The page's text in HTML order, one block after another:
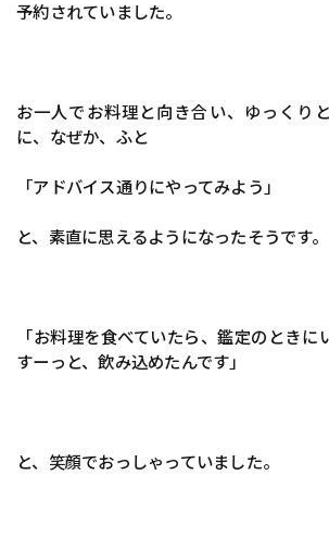
予約されていました。
お一人でお料理と向き合い、ゆっくり
に、なぜか、ふと
「アドバイス通りにやってみよう」
と、素直に思えるようになったそうです。
「お料理を食べていたら、鑑定のときに
すーっと、飲み込めたんです」
と、笑顔でおっしゃっていました。